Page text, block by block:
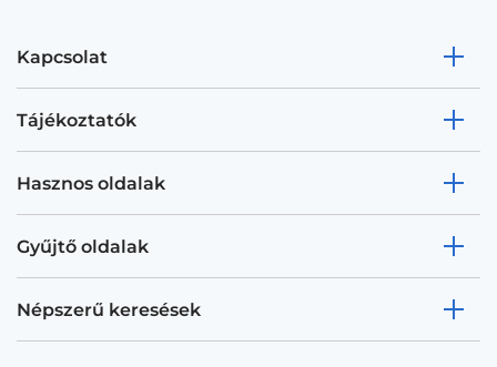
Kapcsolat
Tájékoztatók
Hasznos oldalak
Gyűjtő oldalak
Népszerű keresések